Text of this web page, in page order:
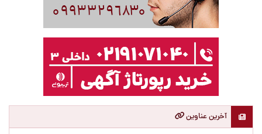
آخرین عناوین